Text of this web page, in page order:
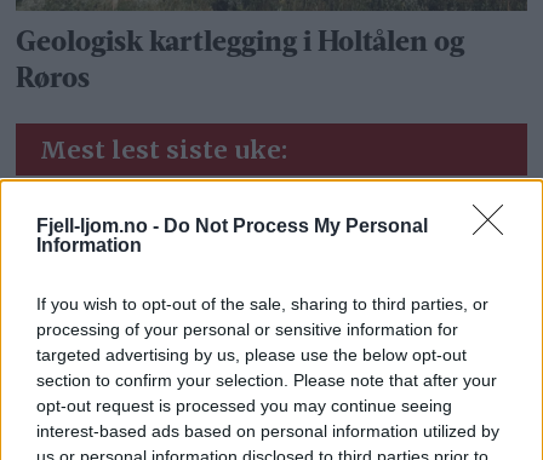
Fjell-ljom.no - Do Not Process My Personal
Information
If you wish to opt-out of the sale, sharing to third parties, or
processing of your personal or sensitive information for
targeted advertising by us, please use the below opt-out
section to confirm your selection. Please note that after your
opt-out request is processed you may continue seeing
interest-based ads based on personal information utilized by
us or personal information disclosed to third parties prior to
Geologisk kartlegging i Holtålen og
Røros
Mest lest siste uke:
Med spett og tau redder
de gården
Bjørn felt i Gauldalen
3 dager siden